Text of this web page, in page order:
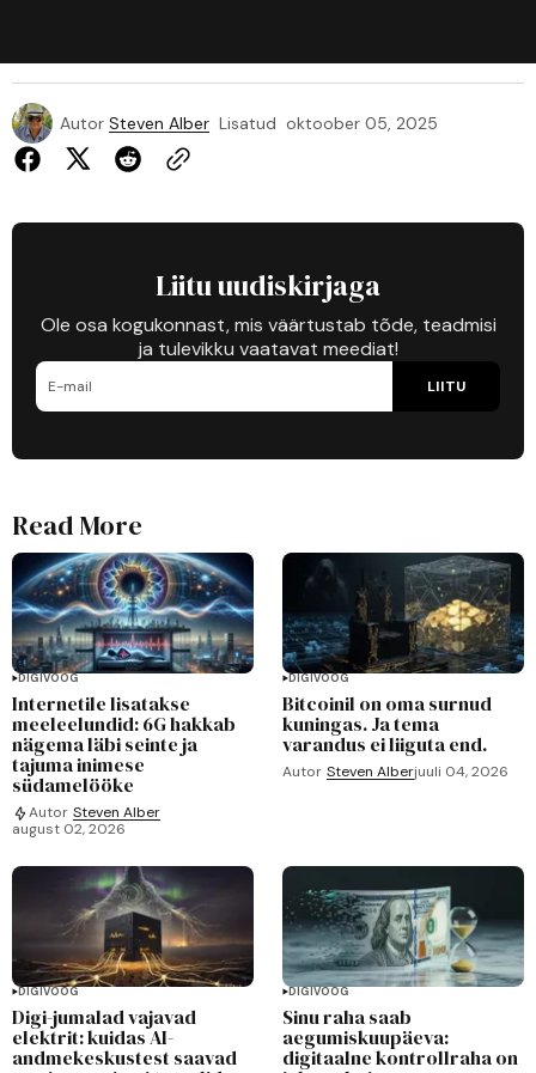
Autor Steven Alber Lisatud oktoober 05, 2025
Liitu uudiskirjaga
Ole osa kogukonnast, mis väärtustab tõde, teadmisi
ja tulevikku vaatavat meediat!
LIITU
Read More
DIGIVOOG
Internetile lisatakse
meeleelundid: 6G hakkab
nägema läbi seinte ja
tajuma inimese
südamelööke
Autor Steven Alber
august 02, 2026
DIGIVOOG
Bitcoinil on oma surnud
kuningas. Ja tema
varandus ei liiguta end.
Autor Steven Alberjuuli 04, 2026
DIGIVOOG
Digi-jumalad vajavad
elektrit: kuidas AI-
andmekeskustest saavad
DIGIVOOG
Sinu raha saab
aegumiskuupäeva:
digitaalne kontrollraha on